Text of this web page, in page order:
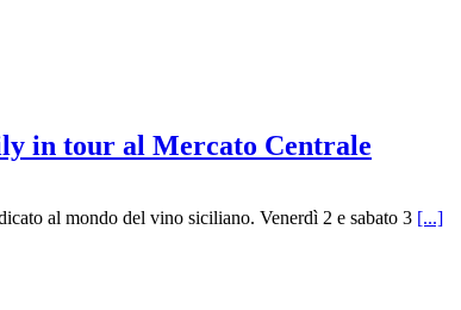
in tour al Mercato Centrale
al mondo del vino siciliano. Venerdì 2 e sabato 3 [...]